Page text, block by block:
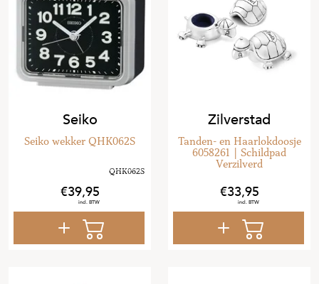
Seiko
Seiko wekker QHK062S
39,95
Zilverstad
Tanden- en Haarlokdoosje
6058261 | Schildpad
Verzilverd
33,95